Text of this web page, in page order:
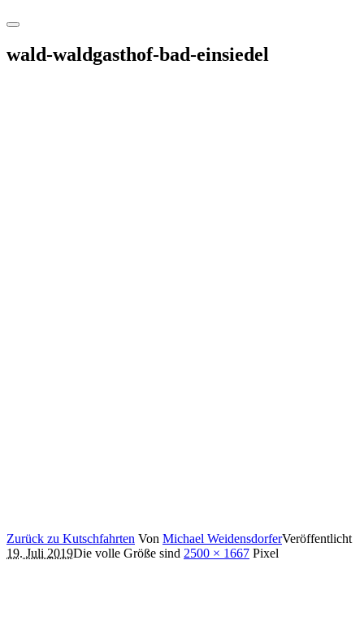
Hauptmenü
wald-waldgasthof-bad-einsiedel
Zurück zu Kutschfahrten Von Michael WeidensdorferVeröffentlicht
19. Juli 2019Die volle Größe sind 2500 × 1667 Pixel